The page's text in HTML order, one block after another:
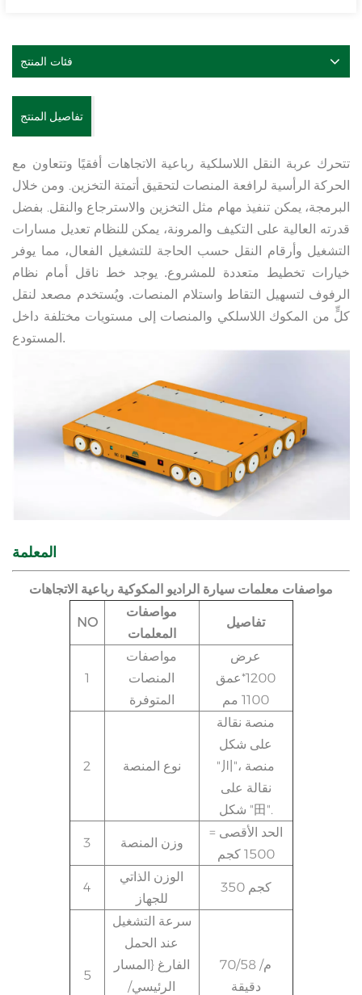
فئات المنتج
تفاصيل المنتج
تتحرك عربة النقل اللاسلكية رباعية الاتجاهات أفقيًا وتتعاون مع
الحركة الرأسية لرافعة المنصات لتحقيق أتمتة التخزين. ومن خلال
البرمجة، يمكن تنفيذ مهام مثل التخزين والاسترجاع والنقل. بفضل
قدرته العالية على التكيف والمرونة، يمكن للنظام تعديل مسارات
التشغيل وأرقام النقل حسب الحاجة للتشغيل الفعال، مما يوفر
خيارات تخطيط متعددة للمشروع. يوجد خط ناقل أمام نظام
الرفوف لتسهيل التقاط واستلام المنصات. ويُستخدم مصعد لنقل
كلٍّ من المكوك اللاسلكي والمنصات إلى مستويات مختلفة داخل
المستودع.
المعلمة
مواصفات معلمات سيارة الراديو المكوكية رباعية الاتجاهات
NO
مواصفات
المعلمات
تفاصيل
1
مواصفات
المنصات
المتوفرة
عرض
1200*عمق
1100 مم
2 نوع المنصة
منصة نقالة
على شكل
"川"، منصة
نقالة على
شكل "田".
3 وزن المنصة
الحد الأقصى =
1500 كجم
4
الوزن الذاتي
للجهاز
350 كجم
5
سرعة التشغيل
عند الحمل
الفارغ {المسار
الرئيسي/
70/58 م/
دقيقة